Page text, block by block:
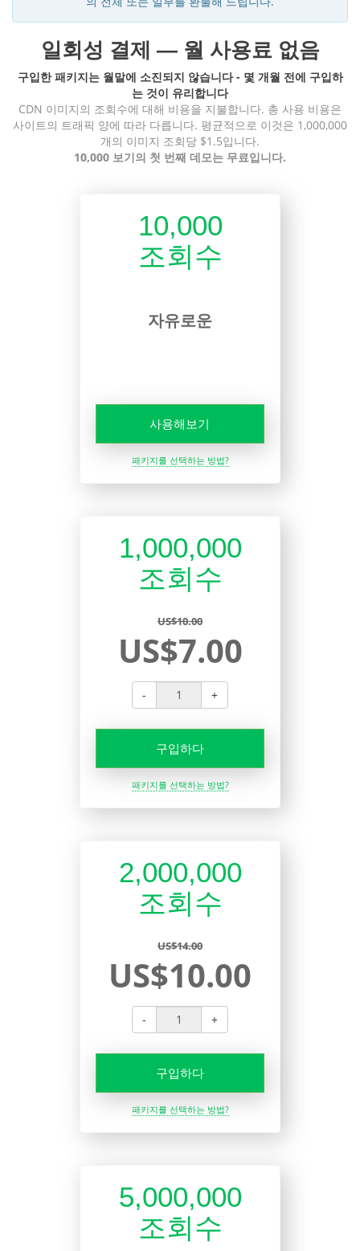
일회성 결제 — 월 사용료 없음
구입한 패키지는 월말에 소진되지 않습니다 - 몇 개월 전에 구입하
는 것이 유리합니다
CDN 이미지의 조회수에 대해 비용을 지불합니다. 총 사용 비용은
사이트의 트래픽 양에 따라 다릅니다. 평균적으로 이것은 1,000,000
개의 이미지 조회당 $1.5입니다.
10,000 보기의 첫 번째 데모는 무료입니다.
10,000
조회수
자유로운
사용해보기
패키지를 선택하는 방법?
1,000,000
조회수
US$10.00
US$7.00
- +
구입하다
패키지를 선택하는 방법?
2,000,000
조회수
US$14.00
US$10.00
- +
구입하다
패키지를 선택하는 방법?
5,000,000
조회수